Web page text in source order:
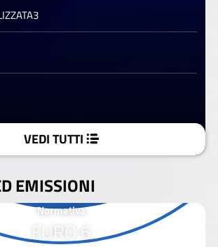
VEDI TUTTI
EMISSIONI
Normativa
EURO 6